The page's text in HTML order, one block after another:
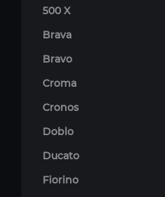
500 X
Brava
Bravo
Croma
Cronos
Doblo
Ducato
Fiorino